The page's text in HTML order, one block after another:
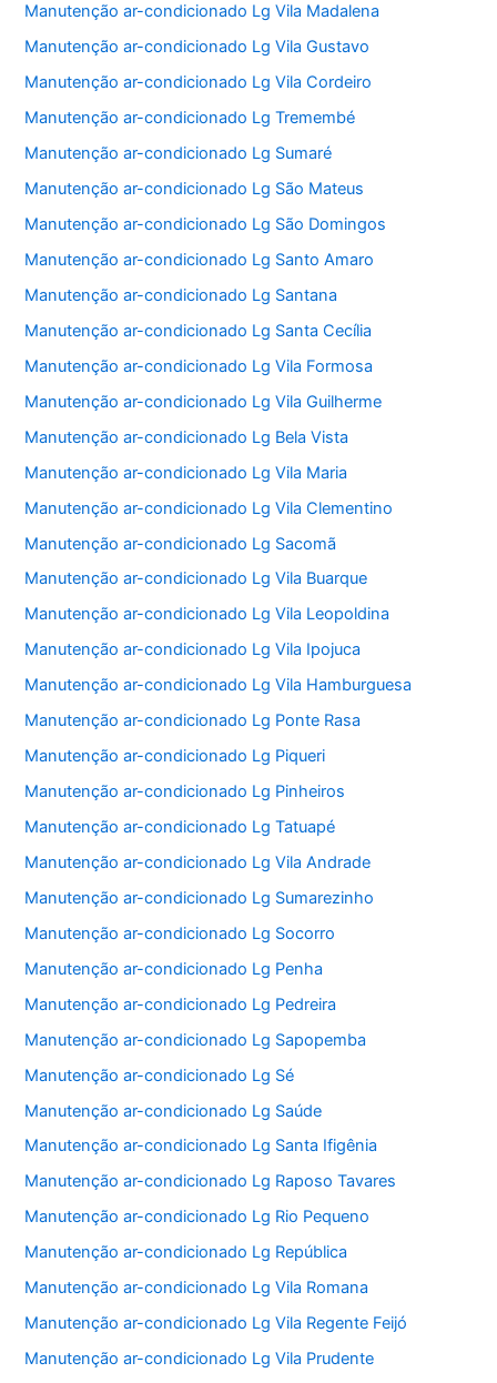
Manutenção ar-condicionado Lg Vila Madalena
Manutenção ar-condicionado Lg Vila Gustavo
Manutenção ar-condicionado Lg Vila Cordeiro
Manutenção ar-condicionado Lg Tremembé
Manutenção ar-condicionado Lg Sumaré
Manutenção ar-condicionado Lg São Mateus
Manutenção ar-condicionado Lg São Domingos
Manutenção ar-condicionado Lg Santo Amaro
Manutenção ar-condicionado Lg Santana
Manutenção ar-condicionado Lg Santa Cecília
Manutenção ar-condicionado Lg Vila Formosa
Manutenção ar-condicionado Lg Vila Guilherme
Manutenção ar-condicionado Lg Bela Vista
Manutenção ar-condicionado Lg Vila Maria
Manutenção ar-condicionado Lg Vila Clementino
Manutenção ar-condicionado Lg Sacomã
Manutenção ar-condicionado Lg Vila Buarque
Manutenção ar-condicionado Lg Vila Leopoldina
Manutenção ar-condicionado Lg Vila Ipojuca
Manutenção ar-condicionado Lg Vila Hamburguesa
Manutenção ar-condicionado Lg Ponte Rasa
Manutenção ar-condicionado Lg Piqueri
Manutenção ar-condicionado Lg Pinheiros
Manutenção ar-condicionado Lg Tatuapé
Manutenção ar-condicionado Lg Vila Andrade
Manutenção ar-condicionado Lg Sumarezinho
Manutenção ar-condicionado Lg Socorro
Manutenção ar-condicionado Lg Penha
Manutenção ar-condicionado Lg Pedreira
Manutenção ar-condicionado Lg Sapopemba
Manutenção ar-condicionado Lg Sé
Manutenção ar-condicionado Lg Saúde
Manutenção ar-condicionado Lg Santa Ifigênia
Manutenção ar-condicionado Lg Raposo Tavares
Manutenção ar-condicionado Lg Rio Pequeno
Manutenção ar-condicionado Lg República
Manutenção ar-condicionado Lg Vila Romana
Manutenção ar-condicionado Lg Vila Regente Feijó
Manutenção ar-condicionado Lg Vila Prudente